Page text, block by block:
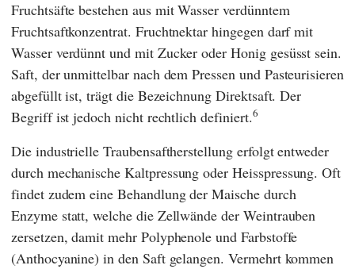
Fruchtsäfte bestehen aus mit Wasser verdünntem
Fruchtsaftkonzentrat. Fruchtnektar hingegen darf mit
Wasser verdünnt und mit Zucker oder Honig gesüsst sein.
Saft, der unmittelbar nach dem Pressen und Pasteurisieren
abgefüllt ist, trägt die Bezeichnung Direktsaft. Der
Begriff ist jedoch nicht rechtlich definiert.6
Die industrielle Traubensaftherstellung erfolgt entweder
durch mechanische Kaltpressung oder Heisspressung. Oft
findet zudem eine Behandlung der Maische durch
Enzyme statt, welche die Zellwände der Weintrauben
zersetzen, damit mehr Polyphenole und Farbstoffe
(Anthocyanine) in den Saft gelangen. Vermehrt kommen